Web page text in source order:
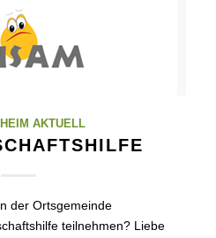
AKTUELL
der Ortsgemeinde
teilnehmen? Liebe